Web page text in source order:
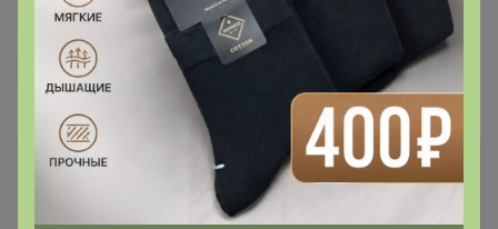
СИМА-LAND. Игрушки. У нас лучшая
цена!